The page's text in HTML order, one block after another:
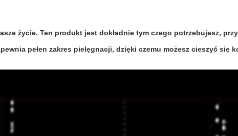
życie. Ten produkt jest dokładnie tym czego potrzebujesz,
pełen zakres pielęgnacji, dzięki czemu możesz cieszyć się